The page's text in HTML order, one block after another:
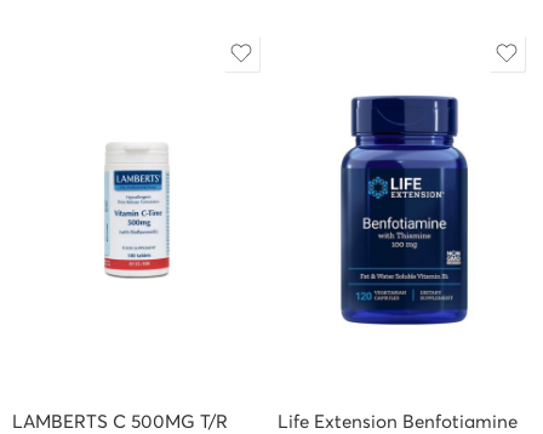
LAMBERTS C 500MG T/R
Life Extension Benfotiamine